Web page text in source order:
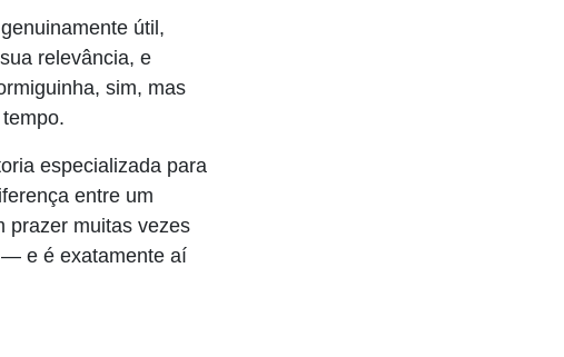
útil,
relevância, e
sim, mas
especializada para
entre um
prazer muitas vezes
— e é exatamente aí